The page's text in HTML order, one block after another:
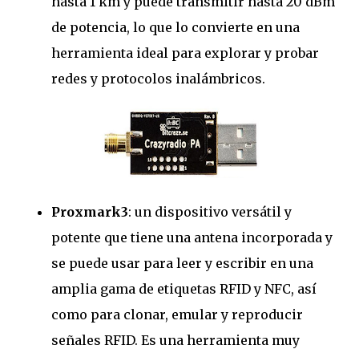
de potencia, lo que lo convierte en una
herramienta ideal para explorar y probar
redes y protocolos inalámbricos.
Proxmark3: un dispositivo versátil y
potente que tiene una antena incorporada y
se puede usar para leer y escribir en una
amplia gama de etiquetas RFID y NFC, así
como para clonar, emular y reproducir
señales RFID. Es una herramienta muy